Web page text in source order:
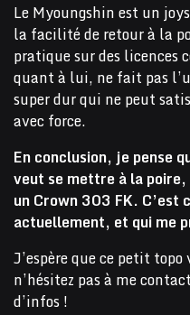
Le Myoungshin est un
la facilité de retour à la
pratique sur des licences
quant à lui, ne fait pas
super dur qui ne peut
avec force.
En conclusion, je pense
veut se mettre à la
un Crown 303 FK. C’est
actuellement, et qui me
J’espère que ce petit
n’hésitez pas à me
d’infos !